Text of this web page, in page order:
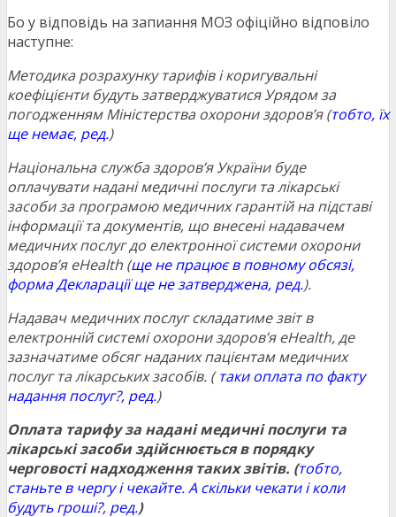
Бо у відповідь на запиання МОЗ офіційно відповіло
наступне:
Методика розрахунку тарифів і коригувальні
коефіцієнти будуть затверджуватися Урядом за
погодженням Міністерства охорони здоров’я (тобто, їх
ще немає, ред.)
Національна служба здоров’я України буде
оплачувати надані медичні послуги та лікарські
засоби за програмою медичних гарантій на підставі
інформації та документів, що внесені надавачем
медичних послуг до електронної системи охорони
здоров’я eHealth (ще не працює в повному обсязі,
форма Декларації ще не затверджена, ред.).
Надавач медичних послуг складатиме звіт в
електронній системі охорони здоров’я eHealth, де
зазначатиме обсяг наданих пацієнтам медичних
послуг та лікарських засобів. (таки оплата по факту
надання послуг?, ред.)
Оплата тарифу за надані медичні послуги та
лікарські засоби здійснюється в порядку
черговості надходження таких звітів. (тобто,
станьте в чергу і чекайте. А скільки чекати і коли
будуть гроші?, ред.)